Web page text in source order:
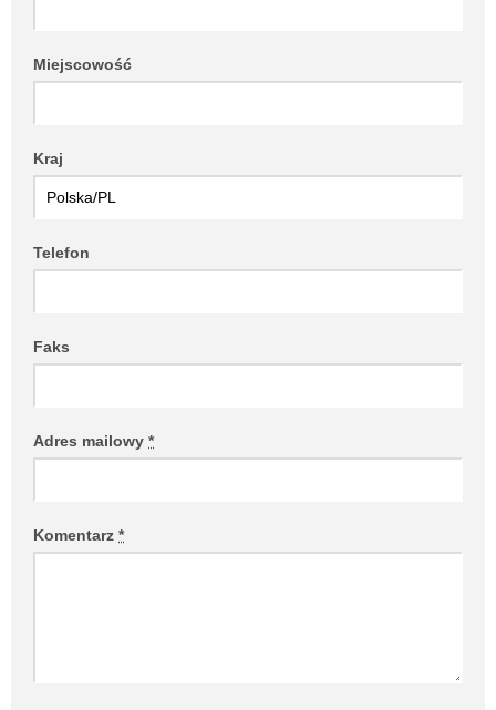
Miejscowość
Kraj
Telefon
Faks
Adres mailowy *
Komentarz *